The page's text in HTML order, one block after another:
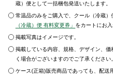
蔵）便として一括梱包発送いたします。
常温品のみをご購入で、クール（冷蔵
（冷蔵）便 有料変更券」 をカートにお入
掲載写真はイメージです。
掲載している内容、規格、デザイン、
く場合がございますのでご了承ください
ケース(正箱)販売商品であっても、配送